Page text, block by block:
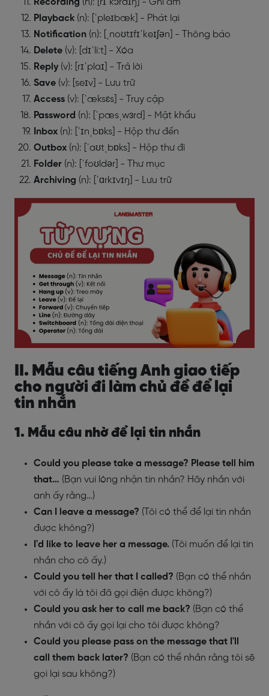
Playback (n): [ˈpleɪbæk] - Phát lại
Notification (n): [ˌnoʊtɪfɪˈkeɪʃən] - Thông báo
Delete (v): [dɪˈliːt] - Xóa
Reply (v): [rɪˈplaɪ] - Trả lời
Save (v): [seɪv] - Lưu trữ
Access (v): [ˈæksɛs] - Truy cập
Password (n): [ˈpæsˌwɜrd] - Mật khẩu
Inbox (n): [ˈɪnˌbɒks] - Hộp thư đến
Outbox (n): [ˈaʊtˌbɒks] - Hộp thư đi
Folder (n): [ˈfoʊldər] - Thư mục
Archiving (n): [ˈɑrkɪvɪŋ] - Lưu trữ
II. Mẫu câu tiếng Anh giao tiếp
cho người đi làm chủ đề để lại
tin nhắn
1. Mẫu câu nhờ để lại tin nhắn
Could you please take a message? Please tell him
that… (Bạn vui lòng nhận tin nhắn? Hãy nhắn với
anh ấy rằng…)
Can I leave a message? (Tôi có thể để lại tin nhắn
được không?)
I'd like to leave her a message. (Tôi muốn để lại tin
nhắn cho cô ấy.)
Could you tell her that I called? (Bạn có thể nhắn
với cô ấy là tôi đã gọi điện được không?)
Could you ask her to call me back? (Bạn có thể
nhắn với cô ấy gọi lại cho tôi được không?
Could you please pass on the message that I'll
call them back later? (Bạn có thể nhắn rằng tôi sẽ
gọi lại sau không?)